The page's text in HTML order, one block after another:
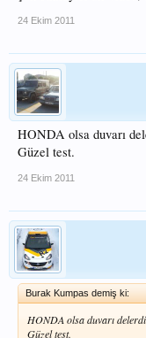
24 Ekim 2011
HONDA olsa duvarı
Güzel test.
24 Ekim 2011
Burak Kumpas demiş ki:
HONDA olsa duvarı delerdi
Güzel test.